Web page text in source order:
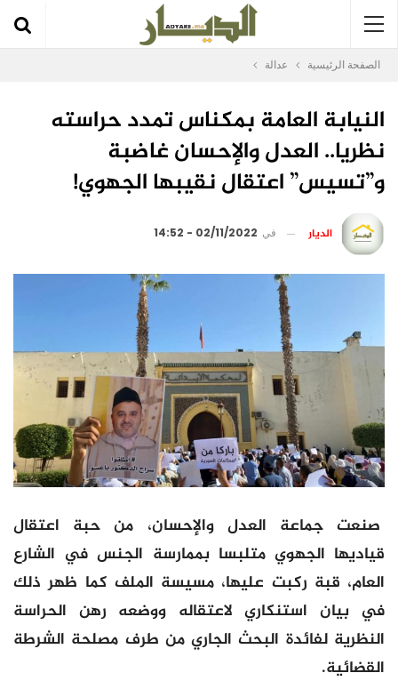
الصفحة الرئيسية عدالة
النيابة العامة بمكناس تمدد حراسته
نظريا.. العدل والإحسان غاضبة
و”تسيس” اعتقال نقيبها الجهوي!
الديار في 02/11/2022 - 14:52
صنعت جماعة العدل والإحسان، من حبة اعتقال
قياديها الجهوي متلبسا بممارسة الجنس في الشارع
العام، قبة ركبت عليها، مسيسة الملف كما ظهر ذلك
في بيان استنكاري لاعتقاله ووضعه رهن الحراسة
النظرية لفائدة البحث الجاري من طرف مصلحة الشرطة
القضائية.